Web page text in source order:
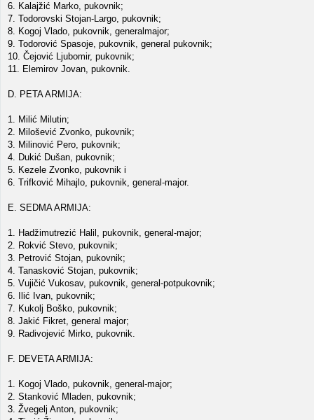
6. Kalajžić Marko, pukovnik;
7. Todorovski Stojan-Largo, pukovnik;
8. Kogoj Vlado, pukovnik, generalmajor;
9. Todorović Spasoje, pukovnik, general pukovnik;
10. Čejović Ljubomir, pukovnik;
11. Elemirov Jovan, pukovnik.
D. PETA ARMIJA:
1. Milić Milutin;
2. Milošević Zvonko, pukovnik;
3. Milinović Pero, pukovnik;
4. Dukić Dušan, pukovnik;
5. Kezele Zvonko, pukovnik i
6. Trifković Mihajlo, pukovnik, general-major.
E. SEDMA ARMIJA:
1. Hadžimutrezić Halil, pukovnik, general-major;
2. Rokvić Stevo, pukovnik;
3. Petrović Stojan, pukovnik;
4. Tanasković Stojan, pukovnik;
5. Vujičić Vukosav, pukovnik, general-potpukovnik;
6. Ilić Ivan, pukovnik;
7. Kukolj Boško, pukovnik;
8. Jakić Fikret, general major;
9. Radivojević Mirko, pukovnik.
F. DEVETA ARMIJA:
1. Kogoj Vlado, pukovnik, general-major;
2. Stanković Mladen, pukovnik;
3. Žvegelj Anton, pukovnik;